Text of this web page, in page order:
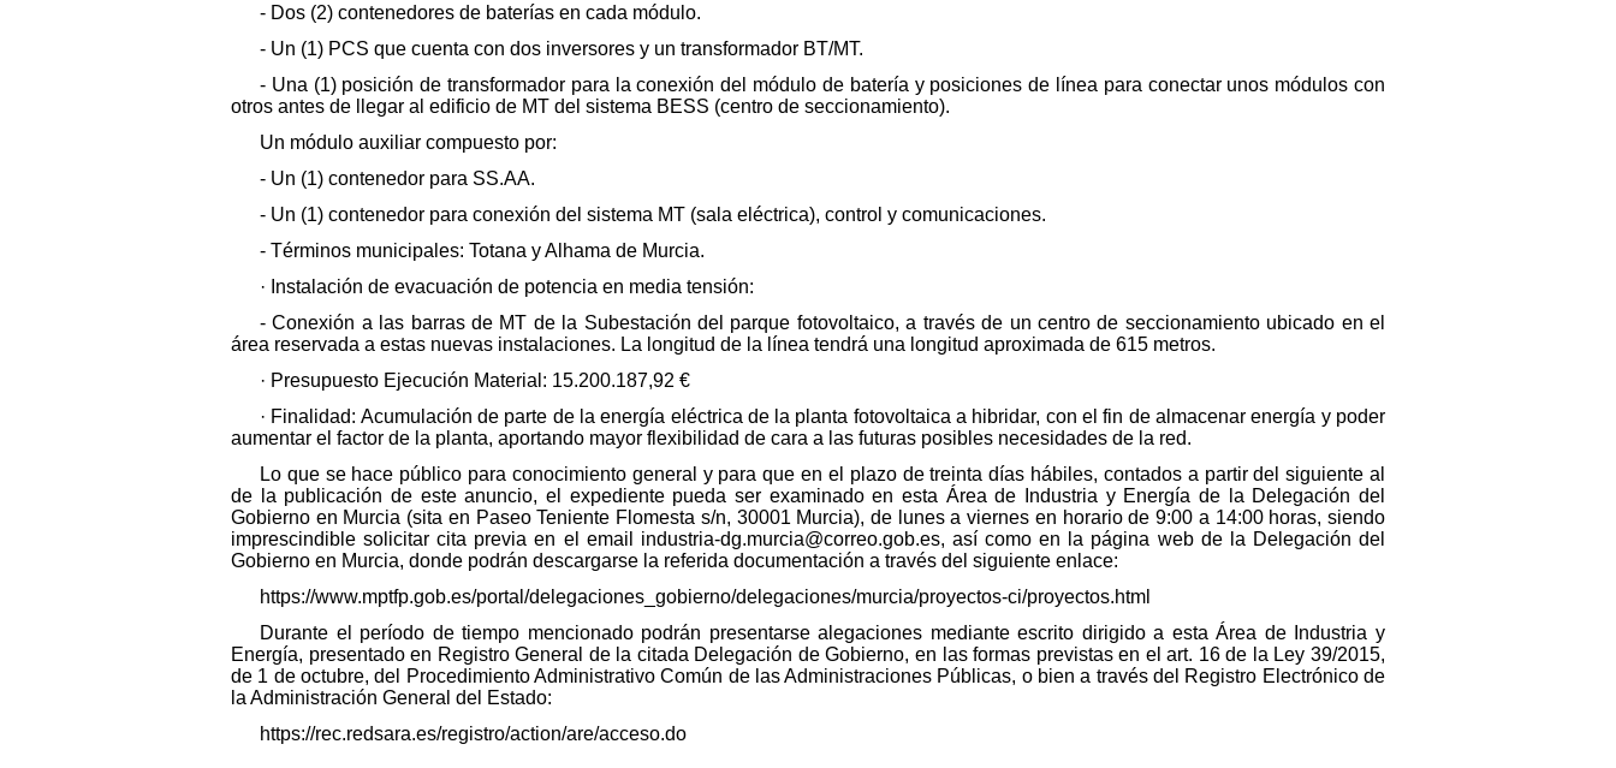
- Dos (2) contenedores de baterías en cada módulo.
- Un (1) PCS que cuenta con dos inversores y un transformador BT/MT.
- Una (1) posición de transformador para la conexión del módulo de batería y posiciones de línea para conectar unos módulos con
otros antes de llegar al edificio de MT del sistema BESS (centro de seccionamiento).
Un módulo auxiliar compuesto por:
- Un (1) contenedor para SS.AA.
- Un (1) contenedor para conexión del sistema MT (sala eléctrica), control y comunicaciones.
- Términos municipales: Totana y Alhama de Murcia.
· Instalación de evacuación de potencia en media tensión:
- Conexión a las barras de MT de la Subestación del parque fotovoltaico, a través de un centro de seccionamiento ubicado en el
área reservada a estas nuevas instalaciones. La longitud de la línea tendrá una longitud aproximada de 615 metros.
· Presupuesto Ejecución Material: 15.200.187,92 €
· Finalidad: Acumulación de parte de la energía eléctrica de la planta fotovoltaica a hibridar, con el fin de almacenar energía y poder
aumentar el factor de la planta, aportando mayor flexibilidad de cara a las futuras posibles necesidades de la red.
Lo que se hace público para conocimiento general y para que en el plazo de treinta días hábiles, contados a partir del siguiente al
de la publicación de este anuncio, el expediente pueda ser examinado en esta Área de Industria y Energía de la Delegación del
Gobierno en Murcia (sita en Paseo Teniente Flomesta s/n, 30001 Murcia), de lunes a viernes en horario de 9:00 a 14:00 horas, siendo
imprescindible solicitar cita previa en el email industria-dg.murcia@correo.gob.es, así como en la página web de la Delegación del
Gobierno en Murcia, donde podrán descargarse la referida documentación a través del siguiente enlace:
https://www.mptfp.gob.es/portal/delegaciones_gobierno/delegaciones/murcia/proyectos-ci/proyectos.html
Durante el período de tiempo mencionado podrán presentarse alegaciones mediante escrito dirigido a esta Área de Industria y
Energía, presentado en Registro General de la citada Delegación de Gobierno, en las formas previstas en el art. 16 de la Ley 39/2015,
de 1 de octubre, del Procedimiento Administrativo Común de las Administraciones Públicas, o bien a través del Registro Electrónico de
la Administración General del Estado:
https://rec.redsara.es/registro/action/are/acceso.do